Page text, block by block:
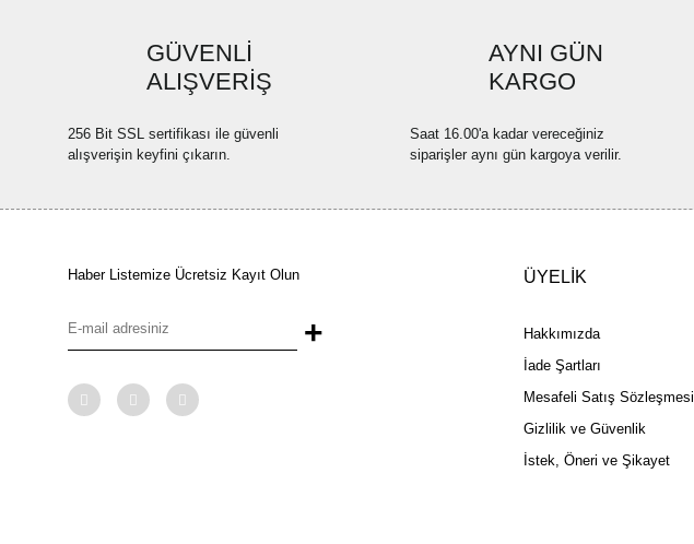
GÜVENLİ
ALIŞVERİŞ
256 Bit SSL sertifikası ile güvenli
alışverişin keyfini çıkarın.
AYNI GÜN
KARGO
Saat 16.00'a kadar vereceğiniz
siparişler aynı gün kargoya verilir.
Haber Listemize Ücretsiz Kayıt Olun
+
ÜYELİK
Hakkımızda
İade Şartları
Mesafeli Satış Sözleşmesi
Gizlilik ve Güvenlik
İstek, Öneri ve Şikayet